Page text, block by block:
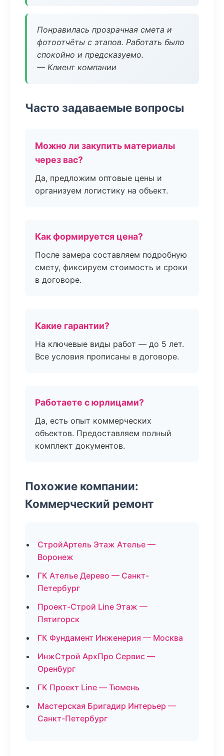
Понравилась прозрачная смета и
фотоотчёты с этапов. Работать было
спокойно и предсказуемо.
— Клиент компании
Часто задаваемые вопросы
Можно ли закупить материалы
через вас?
Да, предложим оптовые цены и
организуем логистику на объект.
Как формируется цена?
После замера составляем подробную
смету, фиксируем стоимость и сроки
в договоре.
Какие гарантии?
На ключевые виды работ — до 5 лет.
Все условия прописаны в договоре.
Работаете с юрлицами?
Да, есть опыт коммерческих
объектов. Предоставляем полный
комплект документов.
Похожие компании:
Коммерческий ремонт
СтройАртель Этаж Ателье —
Воронеж
ГК Ателье Дерево — Санкт-
Петербург
Проект-Строй Line Этаж —
Пятигорск
ГК Фундамент Инженерия — Москва
ИнжСтрой АрхПро Сервис —
Оренбург
ГК Проект Line — Тюмень
Мастерская Бригадир Интерьер —
Санкт-Петербург